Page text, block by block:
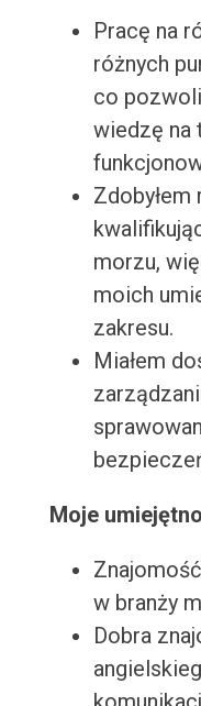
Pracę na
różnych
co
wiedzę na
morzu,
moich
zakresu.
Miałem
Moje
w branży
Dobra